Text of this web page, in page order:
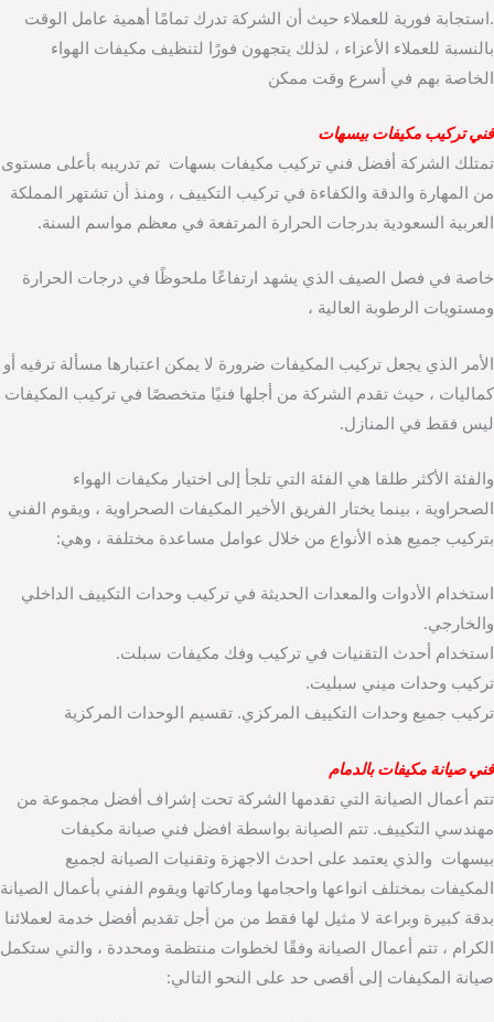
.استجابة فورية للعملاء حيث أن الشركة تدرك تمامًا أهمية عامل الوقت
بالنسبة للعملاء الأعزاء ، لذلك يتجهون فورًا لتنظيف مكيفات الهواء
الخاصة بهم في أسرع وقت ممكن
فني تركيب مكيفات بيسهات
تمتلك الشركة أفضل فني تركيب مكيفات بسهات تم تدريبه بأعلى مستوى
من المهارة والدقة والكفاءة في تركيب التكييف ، ومنذ أن تشتهر المملكة
العربية السعودية بدرجات الحرارة المرتفعة في معظم مواسم السنة.
خاصة في فصل الصيف الذي يشهد ارتفاعًا ملحوظًا في درجات الحرارة
ومستويات الرطوبة العالية ،
الأمر الذي يجعل تركيب المكيفات ضرورة لا يمكن اعتبارها مسألة ترفيه أو
كماليات ، حيث تقدم الشركة من أجلها فنيًا متخصصًا في تركيب المكيفات
ليس فقط في المنازل.
والفئة الأكثر طلقا هي الفئة التي تلجأ إلى اختيار مكيفات الهواء
الصحراوية ، بينما يختار الفريق الأخير المكيفات الصحراوية ، ويقوم الفني
بتركيب جميع هذه الأنواع من خلال عوامل مساعدة مختلفة ، وهي:
استخدام الأدوات والمعدات الحديثة في تركيب وحدات التكييف الداخلي
والخارجي.
استخدام أحدث التقنيات في تركيب وفك مكيفات سبلت.
تركيب وحدات ميني سبليت.
تركيب جميع وحدات التكييف المركزي. تقسيم الوحدات المركزية
فني صيانة مكيفات بالدمام
تتم أعمال الصيانة التي تقدمها الشركة تحت إشراف أفضل مجموعة من
مهندسي التكييف. تتم الصيانة بواسطة افضل فني صيانة مكيفات
بيسهات والذي يعتمد على احدث الاجهزة وتقنيات الصيانة لجميع
المكيفات بمختلف انواعها واحجامها وماركاتها ويقوم الفني بأعمال الصيانة
بدقة كبيرة وبراعة لا مثيل لها فقط من من أجل تقديم أفضل خدمة لعملائنا
الكرام ، تتم أعمال الصيانة وفقًا لخطوات منتظمة ومحددة ، والتي ستكمل
صيانة المكيفات إلى أقصى حد على النحو التالي: